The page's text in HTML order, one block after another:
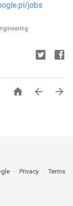
jobs
  
Privacy Terms